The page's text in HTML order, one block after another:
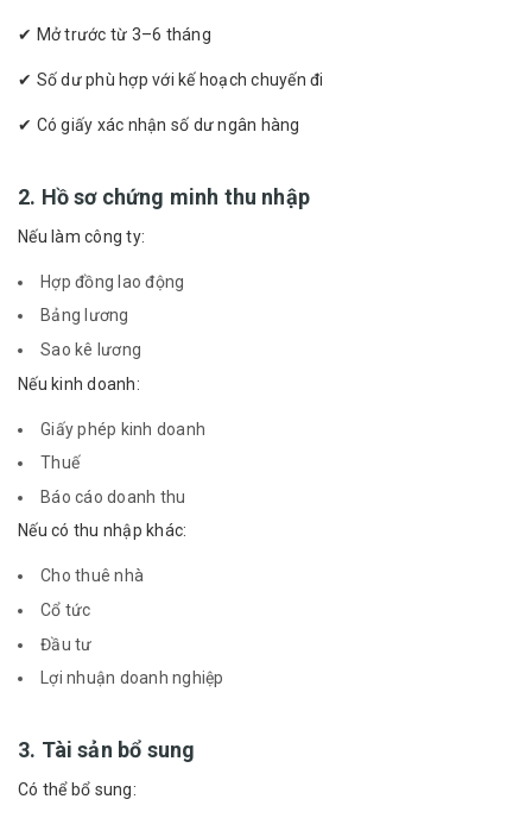
✔ Mở trước từ 3–6 tháng
✔ Số dư phù hợp với kế hoạch chuyến đi
✔ Có giấy xác nhận số dư ngân hàng
2. Hồ sơ chứng minh thu nhập
Nếu làm công ty:
Hợp đồng lao động
Bảng lương
Sao kê lương
Nếu kinh doanh:
Giấy phép kinh doanh
Thuế
Báo cáo doanh thu
Nếu có thu nhập khác:
Cho thuê nhà
Cổ tức
Đầu tư
Lợi nhuận doanh nghiệp
3. Tài sản bổ sung
Có thể bổ sung: